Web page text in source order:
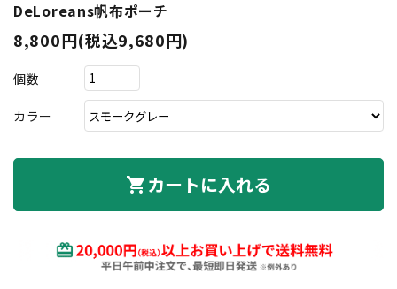
DeLoreans帆布ポーチ
8,800円(税込9,680円)
個数
カラー
shopping_cart カートに入れる